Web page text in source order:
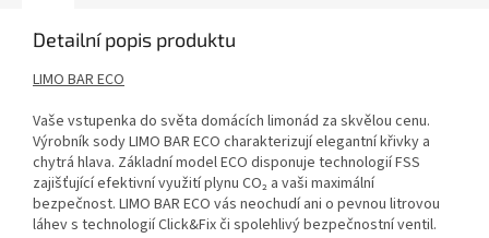
Detailní popis produktu
LIMO BAR ECO
Vaše vstupenka do světa domácích limonád za skvělou cenu.
Výrobník sody LIMO BAR ECO charakterizují elegantní křivky a
chytrá hlava. Základní model ECO disponuje technologií FSS
zajišťující efektivní využití plynu CO₂ a vaši maximální
bezpečnost. LIMO BAR ECO vás neochudí ani o pevnou litrovou
láhev s technologií Click&Fix či spolehlivý bezpečnostní ventil.